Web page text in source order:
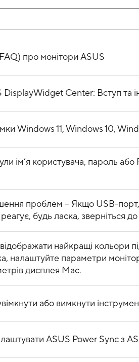
про монітори ASUS
Center: Вступ та
Windows 11, Windows 10,
ім’я користувача, пароль
проблем – Якщо USB-порт,
будь ласка, зверніться
найкращі кольори
налаштуйте параметри
дисплея Mac.
або вимкнути
ASUS Power Sync з